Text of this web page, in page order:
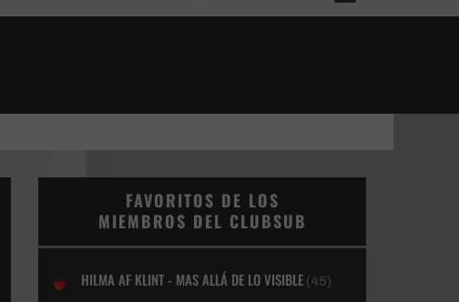
FAVORITOS DE LOS
MIEMBROS DEL CLUBSUB
HILMA AF KLINT - MAS ALLÁ DE LO VISIBLE (45)